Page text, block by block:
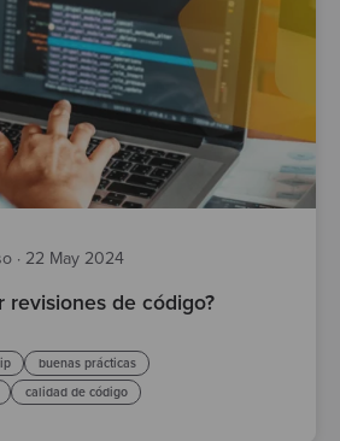
· 22 May 2024
revisiones de código?
buenas prácticas
calidad de código